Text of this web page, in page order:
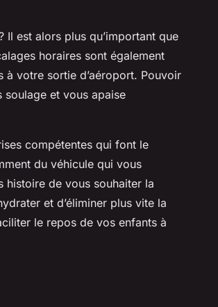
est alors plus qu’important que
horaires sont également
à votre sortie d’aéroport. Pouvoir
et vous apaise
compétentes qui font le
du véhicule qui vous
de vous souhaiter la
et d’éliminer plus vite la
le repos de vos enfants à